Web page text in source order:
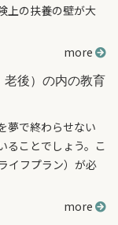
上の扶養の壁が大
more
老後）の内の教育
夢で終わらせない
ることでしょう。こ
イフプラン）が必
more